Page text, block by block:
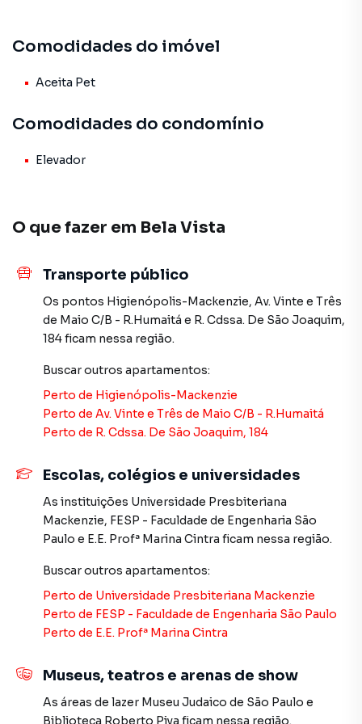
-01 quarto
-Cozinha
-Área de serviço
Valor de venda: R$245.000,00
das regiões mais tradicionais de São Paulo.
Apartamento para Venda em região valorizada do bairro
Bela Vista, em São Paulo. Não encontrou o que procurava
Paulo? Entre em contato com nossa equipe pelo telefone
(11) 2783-2000.
A Imobiliária Xavier e Brito tem mais opções de
terrenos, lojas e barracões para venda ou locação, além de
planta em Bela Vista e em outras regiões de São Paulo.
Aqui você encontra milhares de ofertas para encontrar o
imóvel que mais combina com seu estilo de vida.
segurança e tranquilidade. Na Imobiliária Xavier e Brito
você consegue comprar ou alugar um imóvel em São Paulo
mesmo não estando na cidade e com a praticidade de
smartphone. Nós criamos soluções inovadoras para
simplificar a relação de proprietários, inquilinos e
compradores com o mercado imobiliário.
Comodidades do imóvel
Aceita Pet
Comodidades do condomínio
Elevador
O que fazer em Bela Vista
Transporte público
Os pontos Higienópolis-Mackenzie, Av. Vinte e Três
de Maio C/B - R.Humaitá e R. Cdssa. De São Joaquim,
184ficam nessa região.
Buscar outros apartamentos:
Perto de Higienópolis-Mackenzie
Perto de Av. Vinte e Três de Maio C/B - R.Humaitá
Perto de R. Cdssa. De São Joaquim, 184
Escolas, colégios e universidades
As instituições Universidade Presbiteriana
Mackenzie, FESP - Faculdade de Engenharia São
Paulo e E.E. Profª Marina Cintra ficam nessa região.
Buscar outros apartamentos:
Perto de Universidade Presbiteriana Mackenzie
Perto de FESP - Faculdade de Engenharia São Paulo
Perto de E.E. Profª Marina Cintra
Museus, teatros e arenas de show
As áreas de lazer Museu Judaico de São Paulo e
Biblioteca Roberto Piva ficam nessa região.